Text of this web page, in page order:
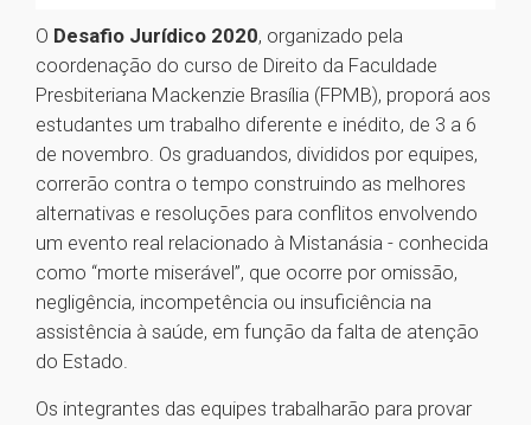
O Desafio Jurídico 2020, organizado pela
coordenação do curso de Direito da Faculdade
Presbiteriana Mackenzie Brasília (FPMB), proporá aos
estudantes um trabalho diferente e inédito, de 3 a 6
de novembro. Os graduandos, divididos por equipes,
correrão contra o tempo construindo as melhores
alternativas e resoluções para conflitos envolvendo
um evento real relacionado à Mistanásia - conhecida
como “morte miserável”, que ocorre por omissão,
negligência, incompetência ou insuficiência na
assistência à saúde, em função da falta de atenção
do Estado.
Os integrantes das equipes trabalharão para provar